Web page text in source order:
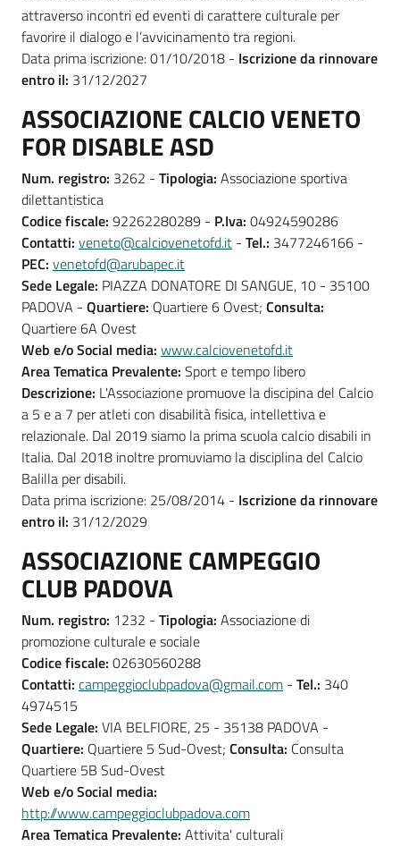
attraverso incontri ed eventi di carattere culturale per
favorire il dialogo e l’avvicinamento tra regioni.
Data prima iscrizione: 01/10/2018 - Iscrizione da rinnovare
entro il: 31/12/2027
ASSOCIAZIONE CALCIO VENETO
FOR DISABLE ASD
Num. registro: 3262 - Tipologia: Associazione sportiva
dilettantistica
Codice fiscale: 92262280289 - P.Iva: 04924590286
Contatti: veneto@calciovenetofd.it - Tel.: 3477246166 -
PEC: venetofd@arubapec.it
Sede Legale: PIAZZA DONATORE DI SANGUE, 10 - 35100
PADOVA - Quartiere: Quartiere 6 Ovest; Consulta:
Quartiere 6A Ovest
Web e/o Social media: www.calciovenetofd.it
Area Tematica Prevalente: Sport e tempo libero
Descrizione: L'Associazione promuove la discipina del Calcio
a 5 e a 7 per atleti con disabilità fisica, intellettiva e
relazionale. Dal 2019 siamo la prima scuola calcio disabili in
Italia. Dal 2018 inoltre promuviamo la disciplina del Calcio
Balilla per disabili.
Data prima iscrizione: 25/08/2014 - Iscrizione da rinnovare
entro il: 31/12/2029
ASSOCIAZIONE CAMPEGGIO
CLUB PADOVA
Num. registro: 1232 - Tipologia: Associazione di
promozione culturale e sociale
Codice fiscale: 02630560288
Contatti: campeggioclubpadova@gmail.com - Tel.: 340
4974515
Sede Legale: VIA BELFIORE, 25 - 35138 PADOVA -
Quartiere: Quartiere 5 Sud-Ovest; Consulta: Consulta
Quartiere 5B Sud-Ovest
Web e/o Social media:
http://www.campeggioclubpadova.com
Area Tematica Prevalente: Attivita' culturali